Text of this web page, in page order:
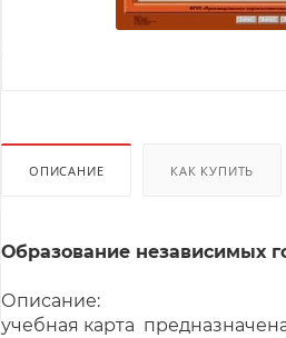
ОПИСАНИЕ КАК КУПИТЬ
Образование независимых
Описание:
учебная карта